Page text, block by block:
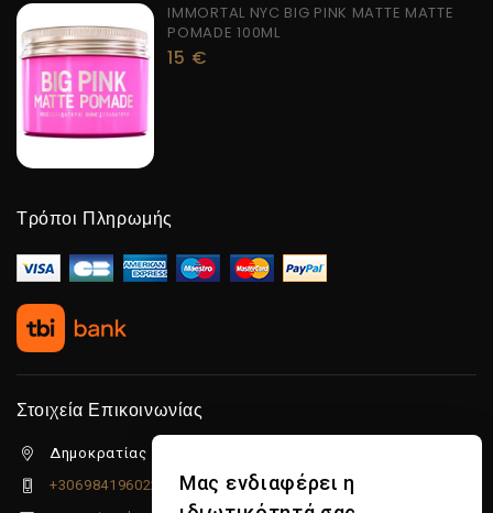
IMMORTAL NYC BIG PINK MATTE MATTE
POMADE 100ML
15 €
Τρόποι Πληρωμής
Στοιχεία Επικοινωνίας
Δημοκρατίας 5β Λιμένας Χερσονήσου, 70014
+306984196022
Μας ενδιαφέρει η